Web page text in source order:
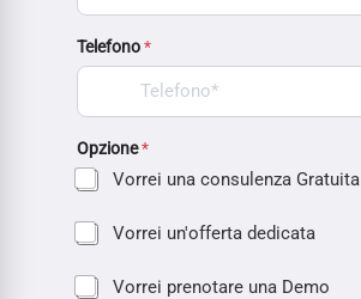
Telefono*
Opzione*
Vorrei una consulenza Gratuita
Vorrei un'offerta dedicata
Vorrei prenotare una Demo